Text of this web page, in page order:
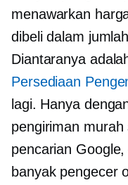
menawarkan
dibeli dalam
Diantaranya
Persediaan
lagi. Hanya
pengiriman murah
pencarian
banyak pengecer